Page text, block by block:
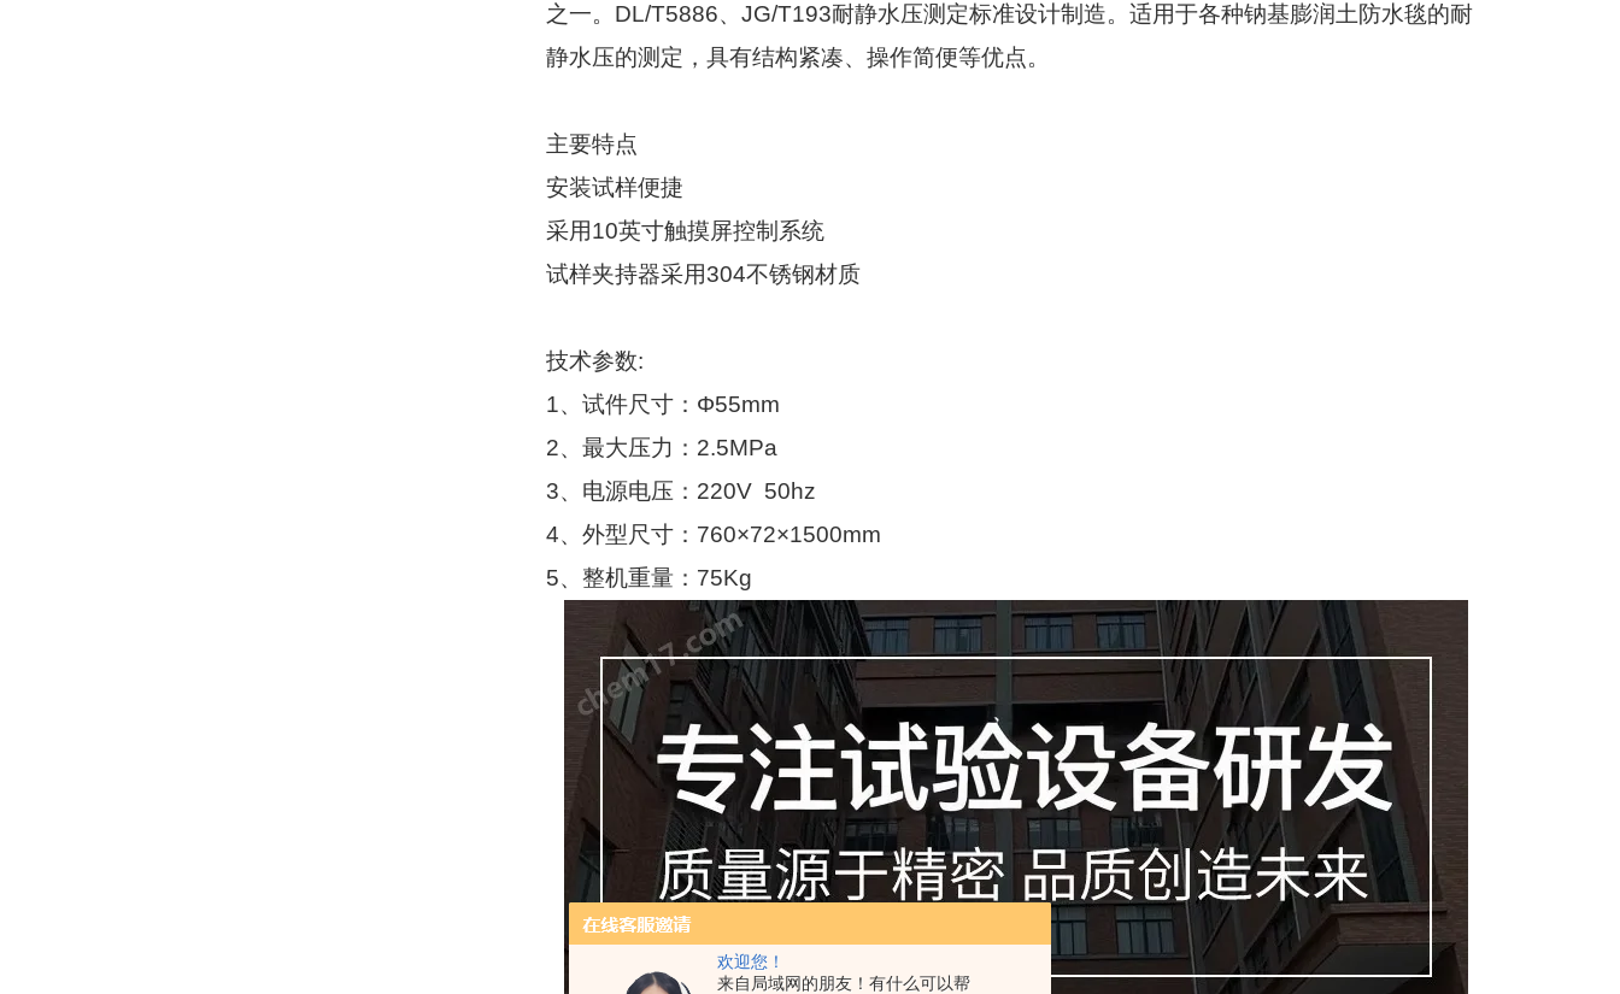
欢迎您！
来自局域网的朋友！有什么可以帮
之一。 DL/T5886、 JG/T193耐静水压测定标准设计制造。适用于各种钠基膨润土防水毯的耐
静水压的测定，具有结构紧凑、操作简便等优点。
主要特点
安装试样便捷
采用10英寸触摸屏控制系统
试样夹持器采用304不锈钢材质
技术参数:
1、试件尺寸：Φ55mm
2、最大压力： 2.5MPa
3、电源电压： 220V 50hz
4、外型尺寸： 760×72×1500mm
5、整机重量： 75Kg